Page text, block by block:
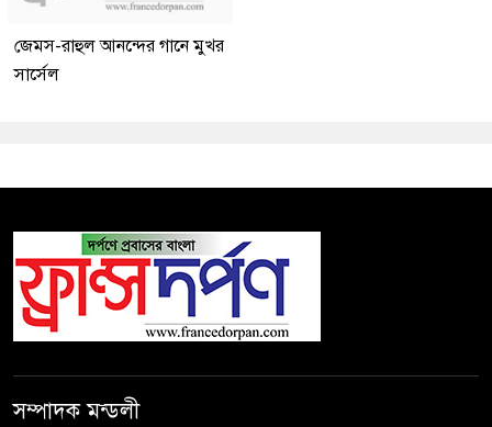
জেমস-রাহুল আনন্দের গানে মুখর
সার্সেল
সম্পাদক মন্ডলী